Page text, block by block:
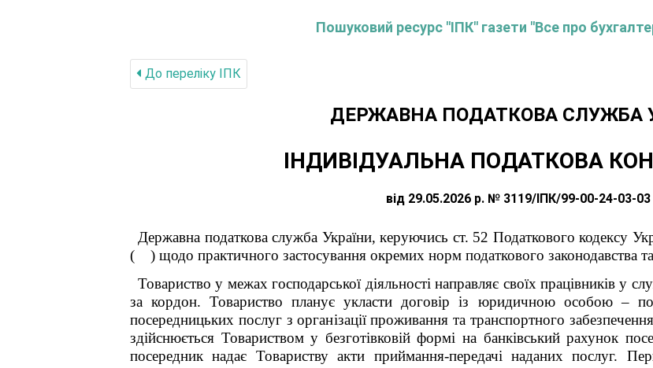
Пошуковий ресурс "ІПК" газети "Все про
До переліку IПК
ДЕРЖАВНА ПОДАТКОВА СЛУЖБА
ІНДИВІДУАЛЬНА ПОДАТКОВА
від 29.05.2026 р. № 3119/ІПК/99-00-24-03-03
Державна податкова служба України, керуючись ст. 52 Податкового кодексу
( ) щодо практичного застосування окремих норм податкового законодавства
Товариство у межах господарської діяльності направляє своїх працівників у
за кордон. Товариство планує укласти договір із юридичною особою –
посередницьких послуг з організації проживання та транспортного
здійснюється Товариством у безготівковій формі на банківський рахунок
посередник надає Товариству акти приймання-передачі наданих послуг.